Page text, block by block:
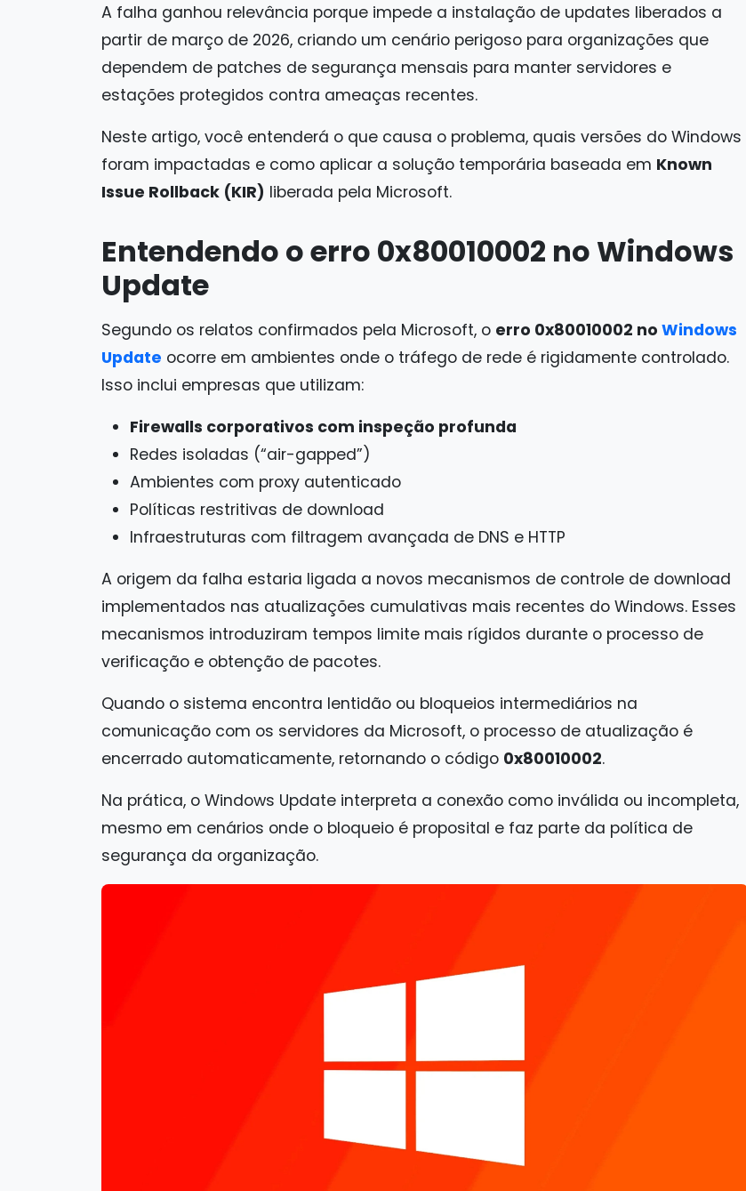
A falha ganhou relevância porque impede a instalação de updates liberados a
partir de março de 2026, criando um cenário perigoso para organizações que
dependem de patches de segurança mensais para manter servidores e
estações protegidos contra ameaças recentes.
Neste artigo, você entenderá o que causa o problema, quais versões do Windows
foram impactadas e como aplicar a solução temporária baseada em Known
Issue Rollback (KIR) liberada pela Microsoft.
Entendendo o erro 0x80010002 no Windows
Update
Segundo os relatos confirmados pela Microsoft, o erro 0x80010002 no Windows
Update ocorre em ambientes onde o tráfego de rede é rigidamente controlado.
Isso inclui empresas que utilizam:
Firewalls corporativos com inspeção profunda
Redes isoladas (“air-gapped”)
Ambientes com proxy autenticado
Políticas restritivas de download
Infraestruturas com filtragem avançada de DNS e HTTP
A origem da falha estaria ligada a novos mecanismos de controle de download
implementados nas atualizações cumulativas mais recentes do Windows. Esses
mecanismos introduziram tempos limite mais rígidos durante o processo de
verificação e obtenção de pacotes.
Quando o sistema encontra lentidão ou bloqueios intermediários na
comunicação com os servidores da Microsoft, o processo de atualização é
encerrado automaticamente, retornando o código 0x80010002.
Na prática, o Windows Update interpreta a conexão como inválida ou incompleta,
mesmo em cenários onde o bloqueio é proposital e faz parte da política de
segurança da organização.